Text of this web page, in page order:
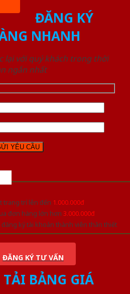
ĐĂNG KÝ
NHANH
lại với quý khách trong thời
ngắn nhất
trang trí lên đến 1.000.000đ
đơn hàng lớn hơn 3.000.000đ
ký tài khoản thành viên thân thiết
ĐĂNG KÝ TƯ VẤN
BẢNG GIÁ